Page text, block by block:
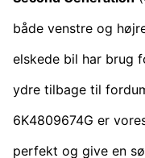
både venstre og
elskede bil har brug
ydre tilbage til
6K4809674G er
perfekt og give en